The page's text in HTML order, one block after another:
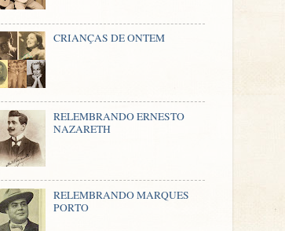
CRIANÇAS DE ONTEM
RELEMBRANDO ERNESTO
NAZARETH
RELEMBRANDO MARQUES
PORTO